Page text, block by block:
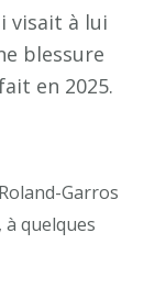
visait à lui
blessure
en 2025.
Garros
à quelques